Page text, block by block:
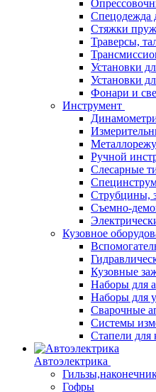
Спецодежда
Стяжки
Траверсы,
Установки
Установки
Фонари и
Инструмент
Ручной
Слесарные
Струбцины,
Съемно-
Кузовное
Кузовные
Наборы для
Наборы для
Сварочные
Системы
Стапели для
Автоэлектрика
Гофры